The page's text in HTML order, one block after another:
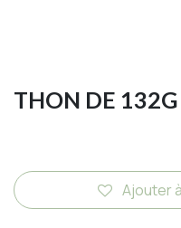
THON DE
Ajouter